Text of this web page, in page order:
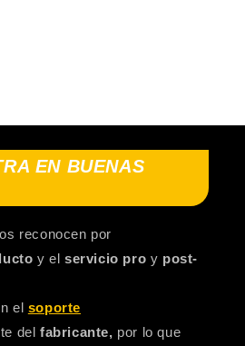
EN BUENAS
reconocen por
y elservicio pro y post-
el soporte
delfabricante, por lo que